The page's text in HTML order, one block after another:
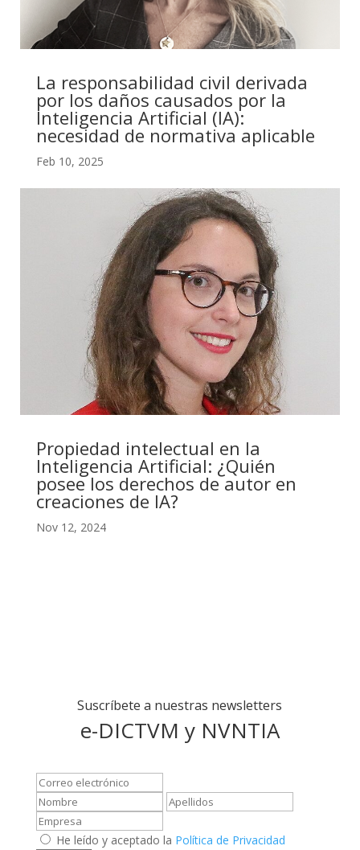
La responsabilidad civil derivada
por los daños causados por la
Inteligencia Artificial (IA):
necesidad de normativa aplicable
Feb 10, 2025
Propiedad intelectual en la
Inteligencia Artificial: ¿Quién
posee los derechos de autor en
creaciones de IA?
Nov 12, 2024
Suscríbete a nuestras newsletters
e-DICTVM y NVNTIA
He leído y aceptado la Política de Privacidad